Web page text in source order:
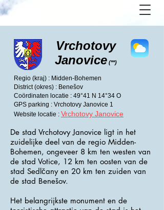
Vrchotovy
Janovice (**)
Regio (kraj) : Midden-Bohemen
District (okres) : Benešov
Coördinaten locatie : 49°41 N 14°34 O
GPS parking : Vrchotovy Janovice 1
Website locatie : Vrchotovy Janovice
De stad Vrchotovy Janovice ligt in het
zuidelijke deel van de regio Midden-
Bohemen, ongeveer 8 km ten westen van
de stad Votice, 12 km ten oosten van de
stad Sedlčany en 20 km ten zuiden van
de stad Benešov.
Het belangrijkste monument en de